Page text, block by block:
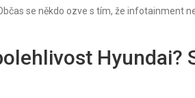
se někdo ozve s tím, že infotainment
Hyundai?